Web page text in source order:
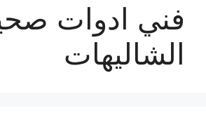
فني ادوات
الشاليهات